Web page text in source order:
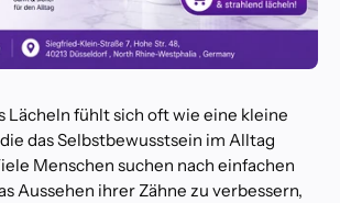
Lächeln fühlt sich oft wie eine kleine
das Selbstbewusstsein im Alltag
Menschen suchen nach einfachen
Aussehen ihrer Zähne zu verbessern,